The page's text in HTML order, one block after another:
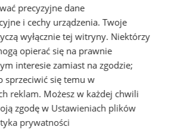
Zabrze
spożywczy
precyzyjne dane
i cechy urządzenia. Twoje
wyłącznie tej witryny. Niektórzy
opierać się na prawnie
interesie zamiast na zgodzie;
sprzeciwić się temu w
reklam. Możesz w każdej chwili
zgodę w Ustawieniach plików
prywatności